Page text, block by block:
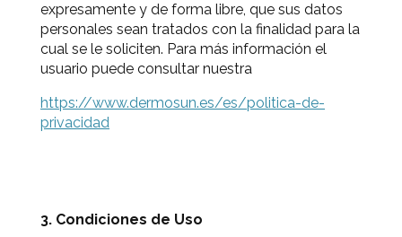
expresamente y de forma libre, que sus datos
personales sean tratados con la finalidad para la
cual se le soliciten. Para más información el
usuario puede consultar nuestra
https://www.dermosun.es/es/politica-de-
privacidad
3. Condiciones de Uso